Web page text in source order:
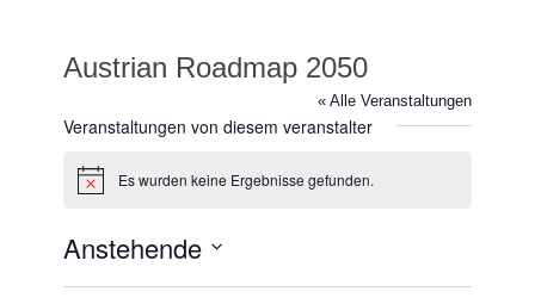
Austrian Roadmap 2050
« Alle Veranstaltungen
Veranstaltungen von diesem veranstalter
HinweisEs wurden keine Ergebnisse gefunden.
Anstehende